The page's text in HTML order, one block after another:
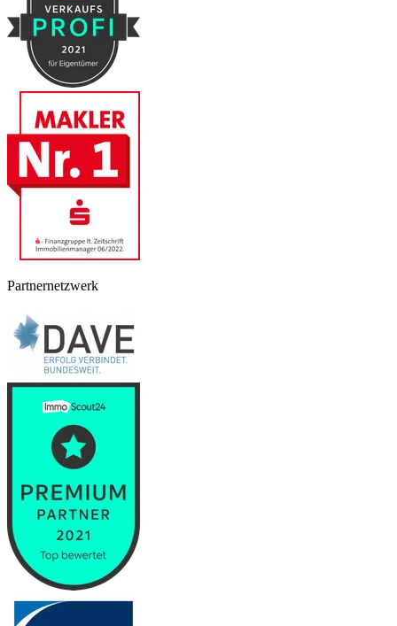
Partnernetzwerk